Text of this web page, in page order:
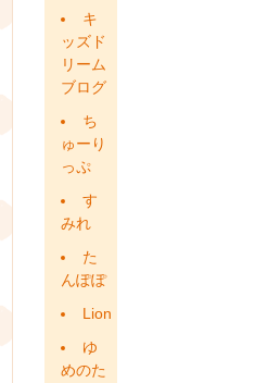
キ
ッズド
リーム
ブログ
ち
ゅーり
っぷ
す
みれ
た
んぽぽ
Lion
ゆ
めのた